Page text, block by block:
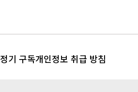
정기 구독개인정보 취급 방침